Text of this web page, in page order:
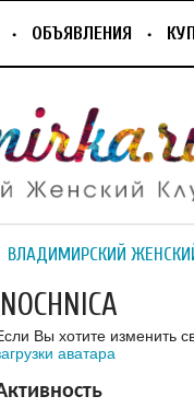
ОБЪЯВЛЕНИЯ
ВЛАДИМИРСКИЙ
NOCHNICA
Вы хотите изменить
аватара